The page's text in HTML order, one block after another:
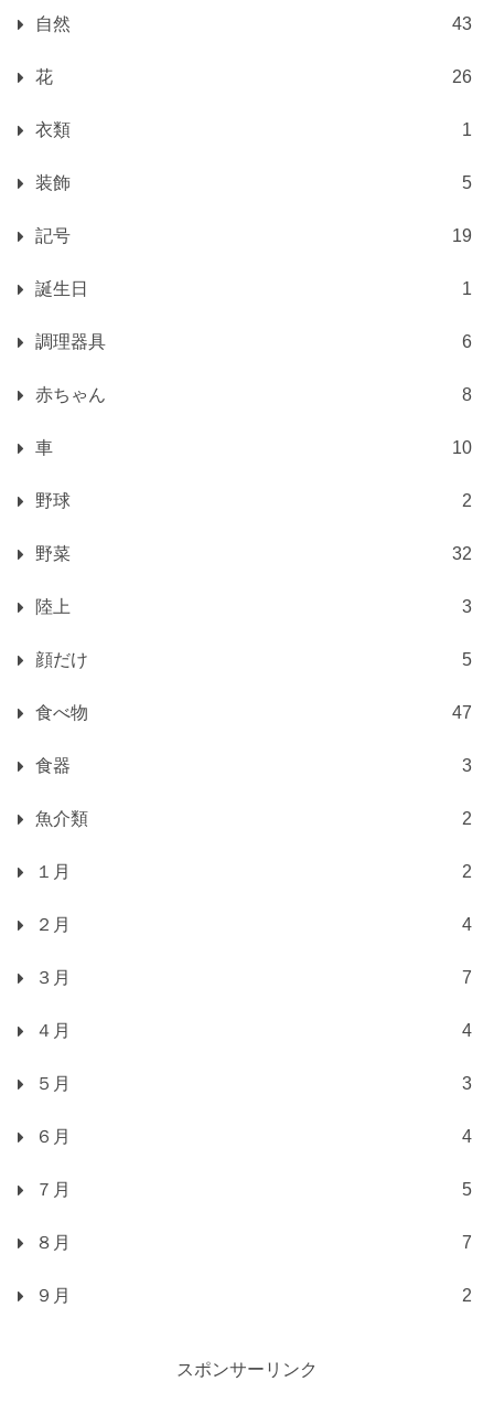
自然 43
花 26
衣類 1
装飾 5
記号 19
誕生日 1
調理器具 6
赤ちゃん 8
車 10
野球 2
野菜 32
陸上 3
顔だけ 5
食べ物 47
食器 3
魚介類 2
１月 2
２月 4
３月 7
４月 4
５月 3
６月 4
７月 5
８月 7
９月 2
スポンサーリンク